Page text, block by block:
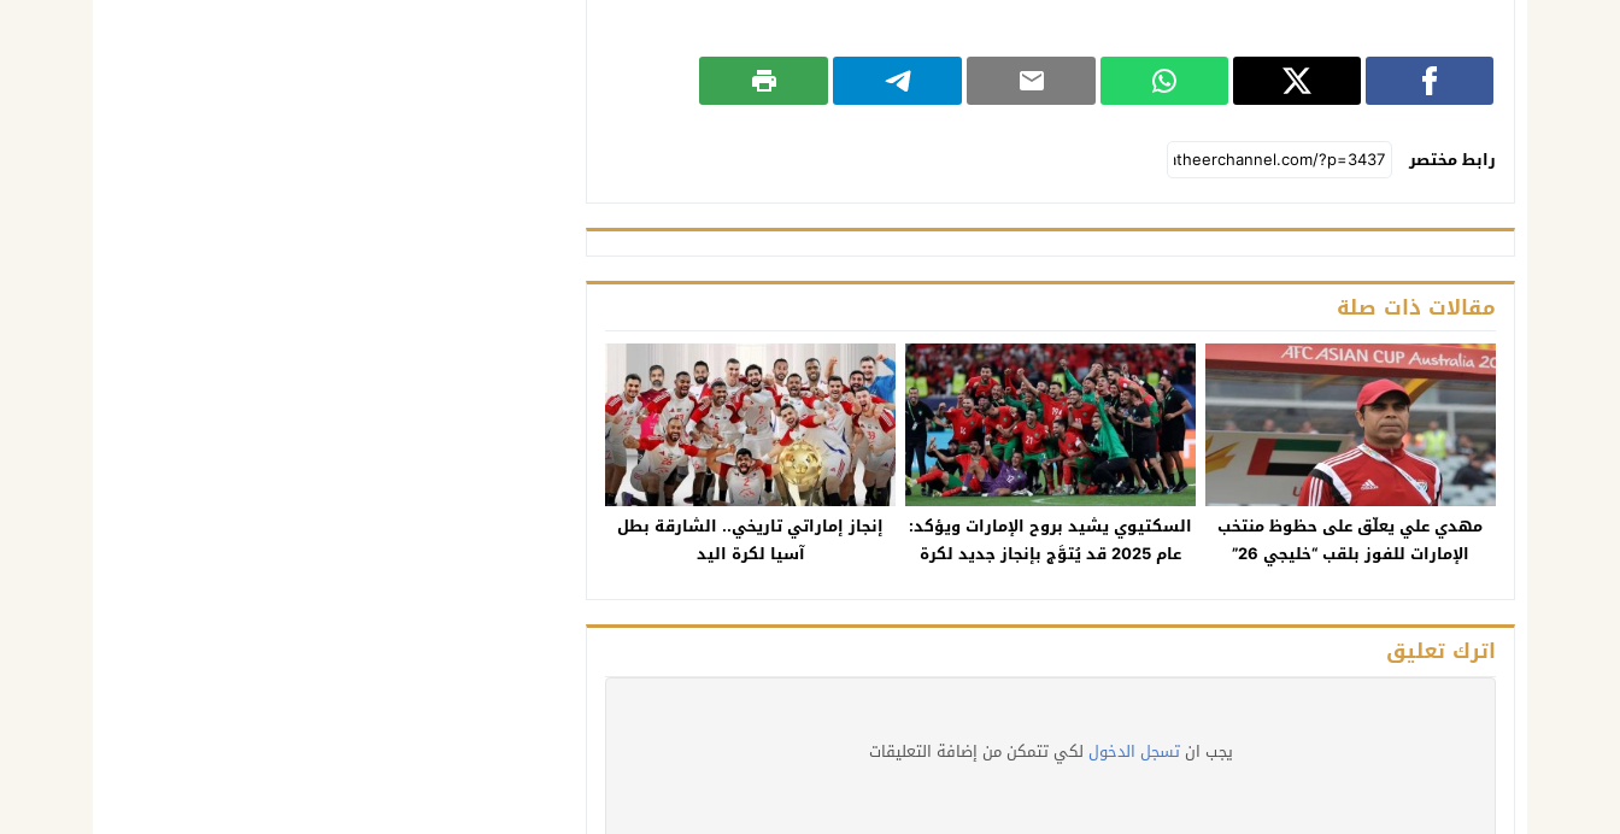
رابط مختصر
مقالات ذات صلة
مهدي علي يعلّق على حظوظ منتخب
الإمارات للفوز بلقب “خليجي 26”
السكتيوي يشيد بروح الإمارات ويؤكد:
عام 2025 قد يُتوَّج بإنجاز جديد لكرة
إنجاز إماراتي تاريخي.. الشارقة بطل
آسيا لكرة اليد
اترك تعليق
يجب انتسجل الدخول لكي تتمكن من إضافة التعليقات